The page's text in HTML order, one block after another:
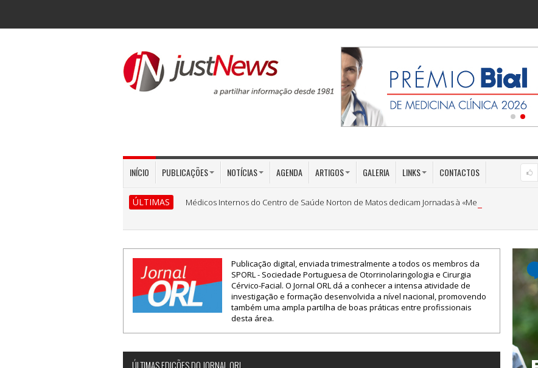
INÍCIO PUBLICAÇÕES NOTÍCIAS AGENDA ARTIGOS GALERIA LINKS CONTACTOS
ÚLTIMAS Médicos Internos do Centro de Saúde Norton de Matos dedicam Jornadas à «Medicina Preventiva»
Publicação digital, enviada trimestralmente a todos os membros da
SPORL - Sociedade Portuguesa de Otorrinolaringologia e Cirurgia
Cérvico-Facial. O Jornal ORL dá a conhecer a intensa atividade de
investigação e formação desenvolvida a nível nacional, promovendo
também uma ampla partilha de boas práticas entre profissionais
desta área.
ÚLTIMAS EDIÇÕES DO JORNAL ORL